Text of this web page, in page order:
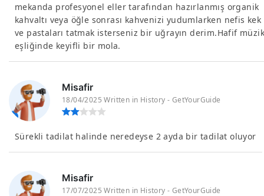
mekanda profesyonel eller tarafından hazırlanmış organik
kahvaltı veya öğle sonrası kahvenizi yudumlarken nefis kek
ve pastaları tatmak isterseniz bir uğrayın derim.Hafif müzik
eşliğinde keyifli bir mola.
Misafir
18/04/2025 Written in History - GetYourGuide
Sürekli tadilat halinde neredeyse 2 ayda bir tadilat oluyor
Misafir
17/07/2025 Written in History - GetYourGuide